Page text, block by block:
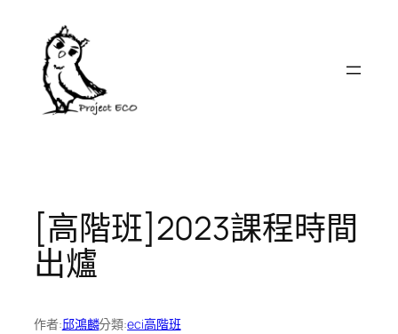
[高階班]2023課程時間
出爐
作者:邱鴻麟分類:eci高階班